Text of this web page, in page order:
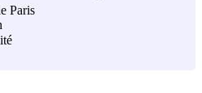
Paris